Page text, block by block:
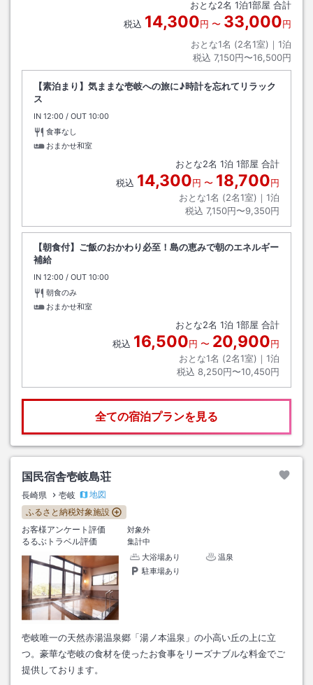
おとな2名 1泊1部屋 合計
税込 14,300円 〜 33,000円
おとな1名 (2名1室)｜ 1泊
税込 7,150円〜16,500円
【素泊まり】気ままな壱岐への旅に♪時計を忘れてリラック
ス
IN チェックイン
12:00 / OUT チェックアウト
10:00
食事なし
おまかせ和室
おとな2名 1泊 1部屋 合計
税込 14,300円 〜 18,700円
おとな1名 (2名1室)｜ 1泊
税込 7,150円〜9,350円
【朝食付】ご飯のおかわり必至！島の恵みで朝のエネルギー
補給
IN チェックイン
12:00 / OUT チェックアウト
10:00
朝食のみ
おまかせ和室
おとな2名 1泊 1部屋 合計
税込 16,500円 〜 20,900円
おとな1名 (2名1室)｜ 1泊
税込 8,250円〜10,450円
全ての宿泊プランを見る
国民宿舎壱岐島荘
長崎県 壱岐
地図
ふるさと納税対象施設
お客様アンケート評価
対象外
るるぶトラベル評価
集計中
大浴場あり
温泉
駐車場あり
壱岐唯一の天然赤湯温泉郷「湯ノ本温泉」の小高い丘の上に立
つ。豪華な壱岐の食材を使ったお食事をリーズナブルな料金でご
提供しております。